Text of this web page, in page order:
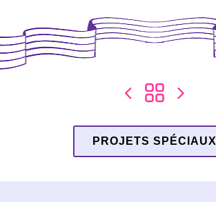
PROJETS SPÉCIAUX